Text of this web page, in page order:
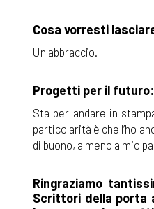
Cosa vorresti
Un abbraccio.
Progetti per il futuro:
Sta per andare in
particolarità è che l’ho
di buono, almeno a mio
Ringraziamo
Scrittori della porta